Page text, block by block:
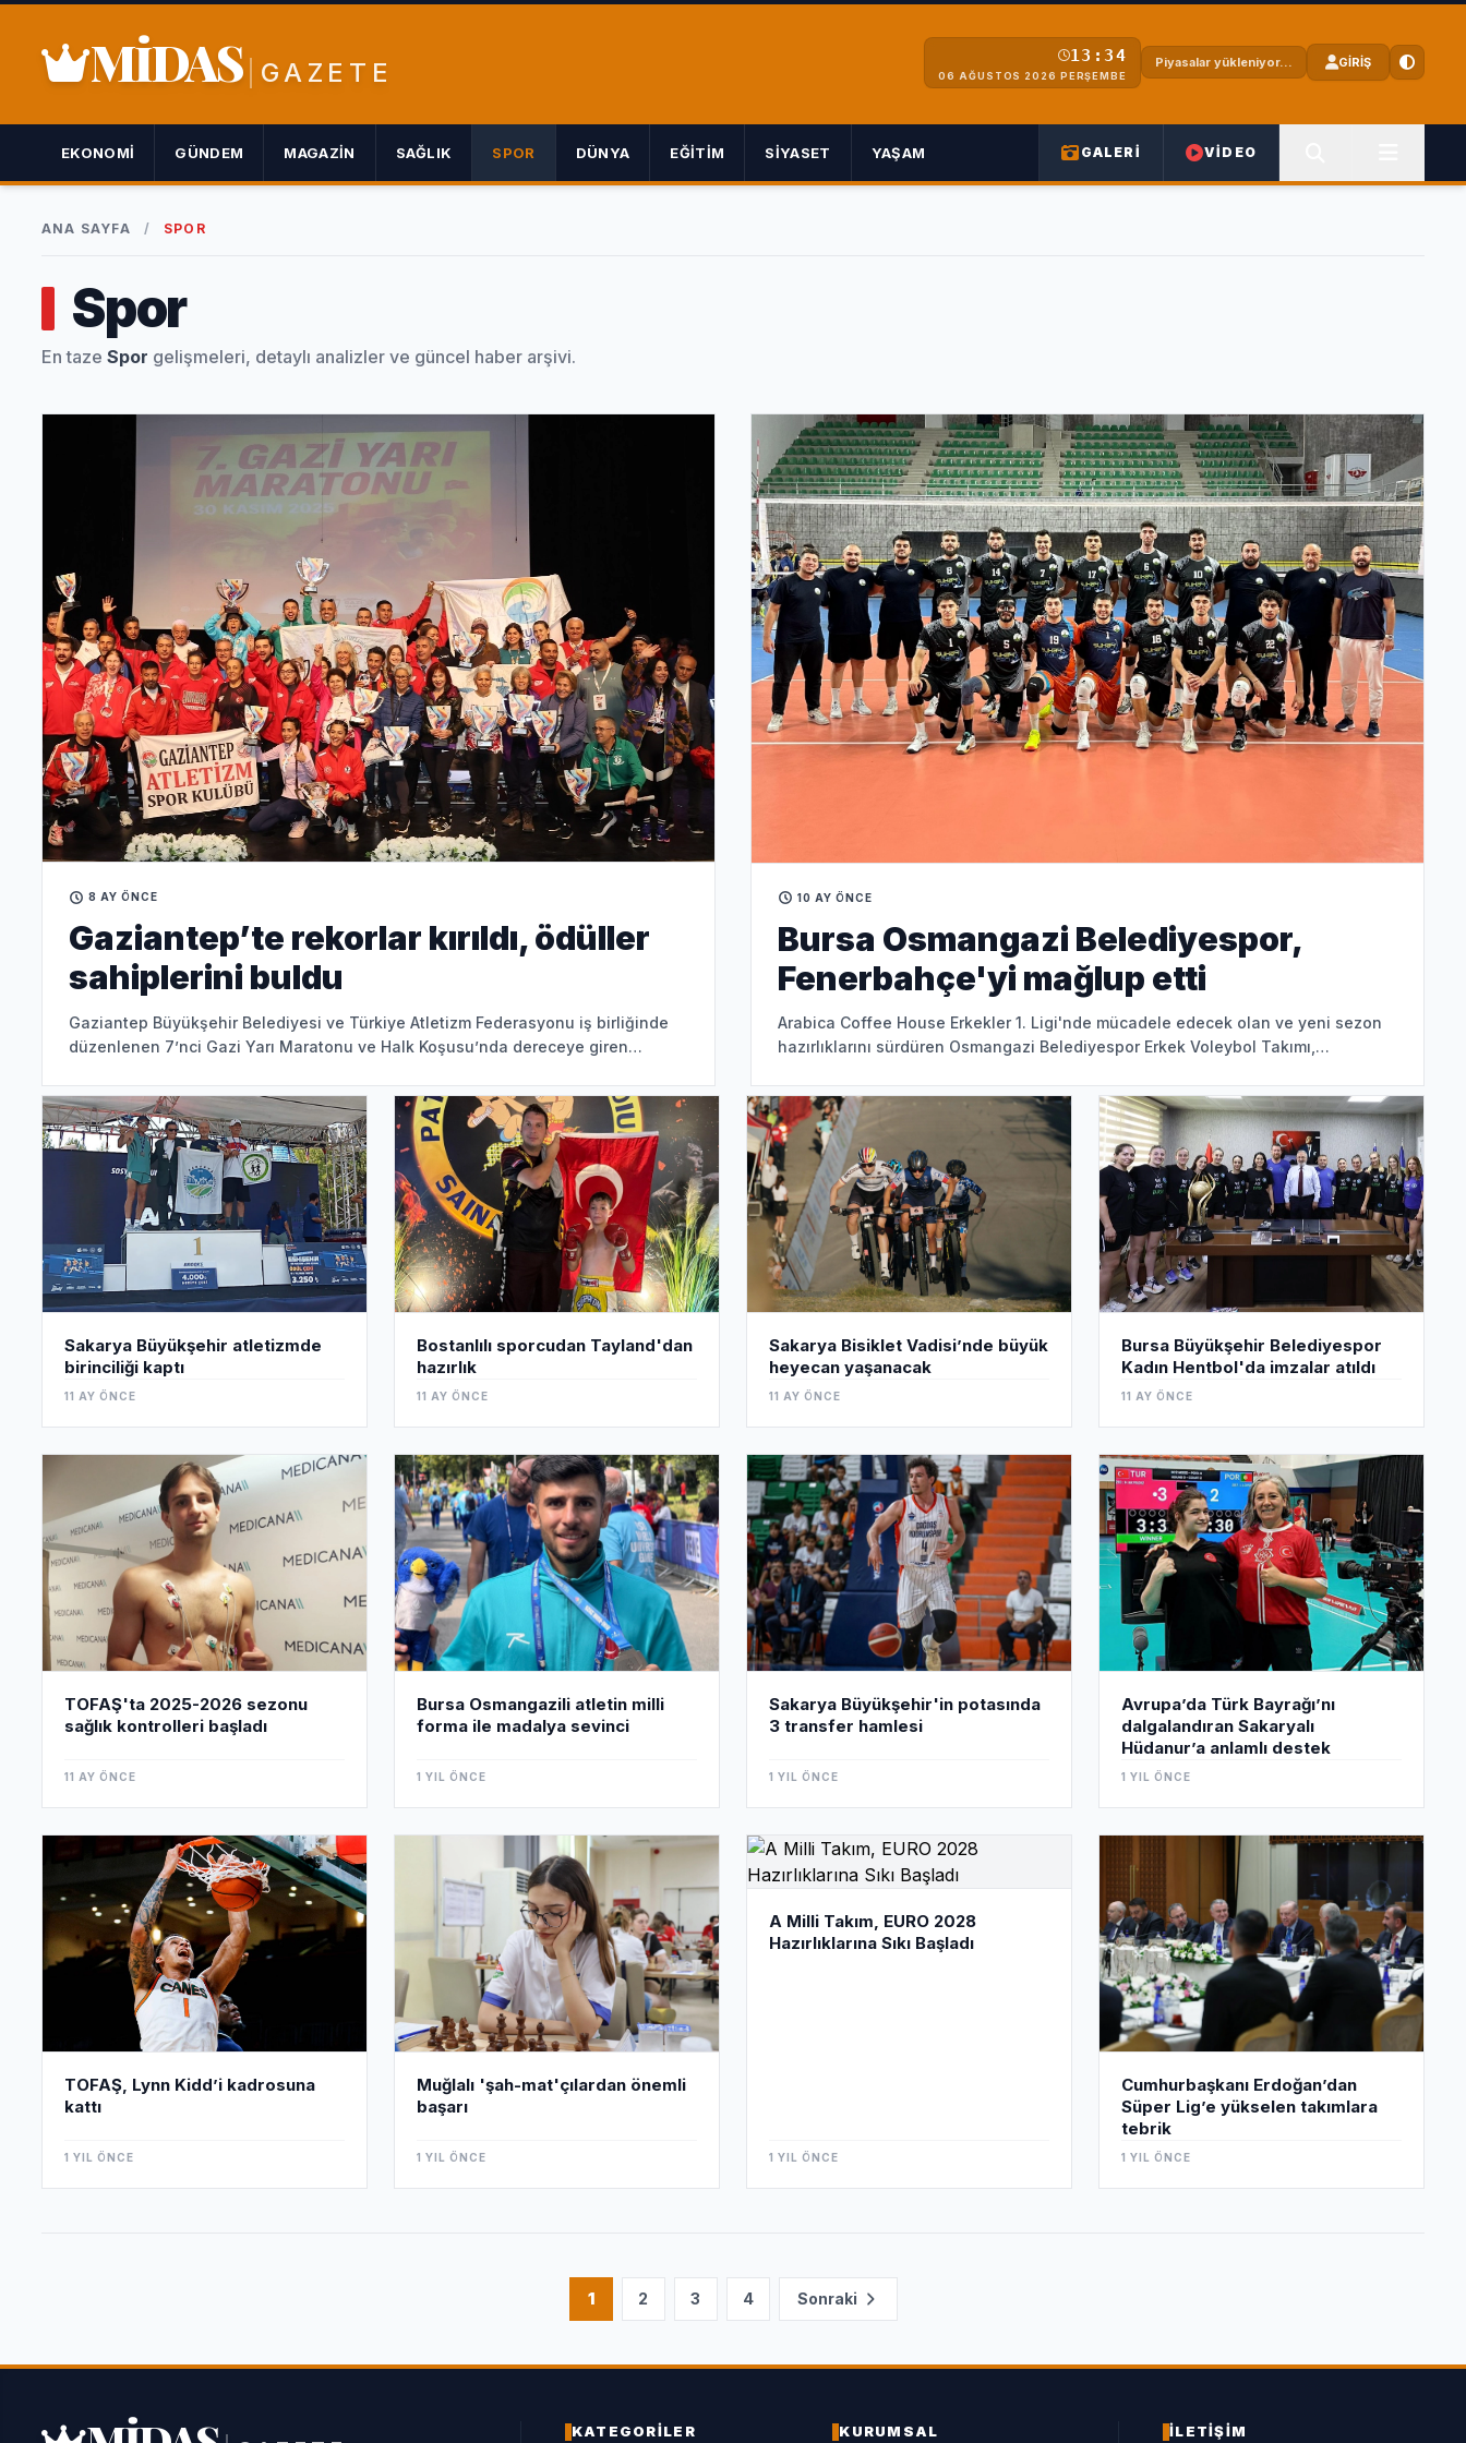
MİDAS GAZETE
13:34
06 AĞUSTOS 2026 PERŞEMBE
Piyasalar yükleniyor... GİRİŞ
EKONOMI GÜNDEM MAGAZIN SAĞLIK SPOR DÜNYA EĞITIM SIYASET YAŞAM GALERİ VİDEO
ANA SAYFA / SPOR
Spor
En taze Spor gelişmeleri, detaylı analizler ve güncel haber arşivi.
8 AY ÖNCE
Gaziantep’te rekorlar kırıldı, ödüller
sahiplerini buldu
Gaziantep Büyükşehir Belediyesi ve Türkiye Atletizm Federasyonu iş birliğinde
düzenlenen 7’nci Gazi Yarı Maratonu ve Halk Koşusu’nda dereceye giren
10 AY ÖNCE
Bursa Osmangazi Belediyespor,
Fenerbahçe'yi mağlup etti
Arabica Coffee House Erkekler 1. Ligi'nde mücadele edecek olan ve yeni sezon
hazırlıklarını sürdüren Osmangazi Belediyespor Erkek Voleybol Takımı,
Sakarya Büyükşehir atletizmde
birinciliği kaptı
11 AY ÖNCE
Bostanlılı sporcudan Tayland'dan
hazırlık
11 AY ÖNCE
Sakarya Bisiklet Vadisi’nde büyük
heyecan yaşanacak
11 AY ÖNCE
Bursa Büyükşehir Belediyespor
Kadın Hentbol'da imzalar atıldı
11 AY ÖNCE
TOFAŞ'ta 2025-2026 sezonu
sağlık kontrolleri başladı
11 AY ÖNCE
Bursa Osmangazili atletin milli
forma ile madalya sevinci
1 YIL ÖNCE
Sakarya Büyükşehir'in potasında
3 transfer hamlesi
1 YIL ÖNCE
Avrupa’da Türk Bayrağı’nı
dalgalandıran Sakaryalı
Hüdanur’a anlamlı destek
1 YIL ÖNCE
TOFAŞ, Lynn Kidd’i kadrosuna
kattı
1 YIL ÖNCE
Muğlalı 'şah-mat'çılardan önemli
başarı
1 YIL ÖNCE
A Milli Takım, EURO 2028
Hazırlıklarına Sıkı Başladı
1 YIL ÖNCE
Cumhurbaşkanı Erdoğan’dan
Süper Lig’e yükselen takımlara
tebrik
1 YIL ÖNCE
1 2 3 4 Sonraki
KATEGORİLER KURUMSAL İLETİŞİM